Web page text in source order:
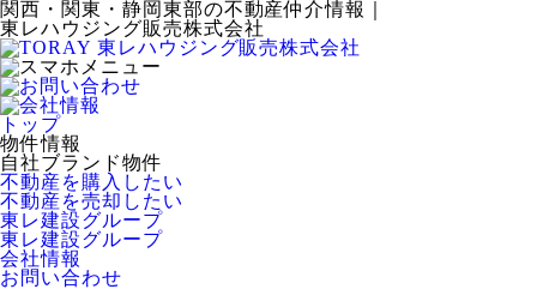
関西・関東・静岡東部の不動産仲介情報｜
東レハウジング販売株式会社
トップ
物件情報
自社ブランド物件
不動産を購入したい
不動産を売却したい
東レ建設グループ
東レ建設グループ
会社情報
お問い合わせ